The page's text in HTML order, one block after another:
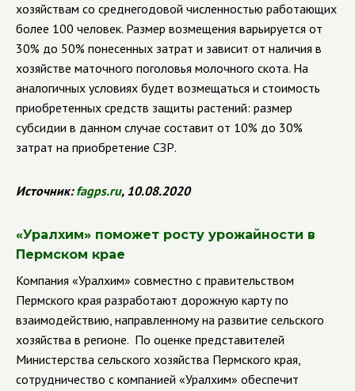
хозяйствам со среднегодовой численностью работающих
более 100 человек. Размер возмещения варьируется от
30% до 50% понесенных затрат и зависит от наличия в
хозяйстве маточного поголовья молочного скота. На
аналогичных условиях будет возмещаться и стоимость
приобретенных средств защиты растений: размер
субсидии в данном случае составит от 10% до 30%
затрат на приобретение СЗР.
Источник:fagps.ru, 10.08.2020
«Уралхим» поможет росту урожайности в
Пермском крае
Компания «Уралхим» совместно с правительством
Пермского края разработают дорожную карту по
взаимодействию, направленному на развитие сельского
хозяйства в регионе. По оценке представителей
Министерства сельского хозяйства Пермского края,
сотрудничество с компанией «Уралхим» обеспечит